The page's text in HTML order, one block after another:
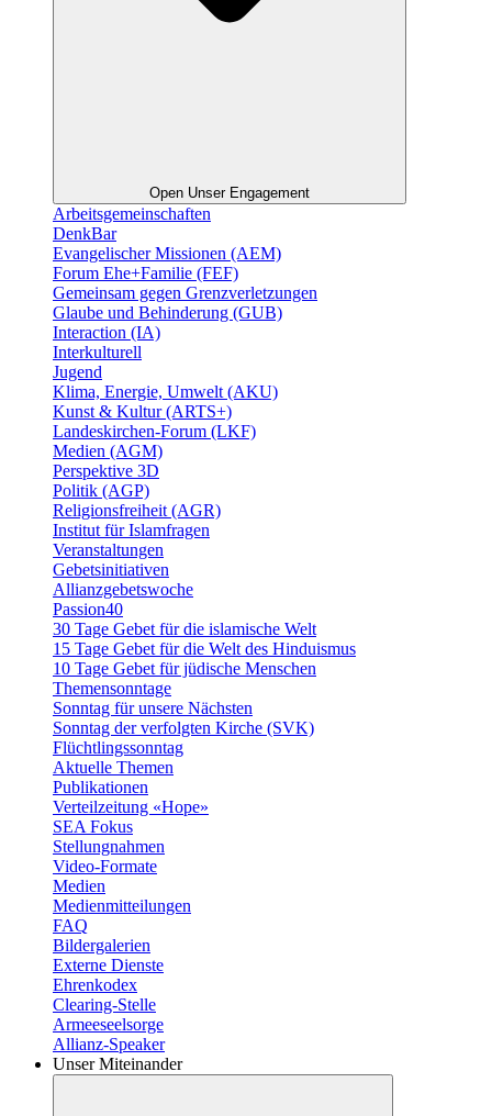
Open Unser Engagement
Arbeitsgemeinschaften
DenkBar
Evangelischer Missionen (AEM)
Forum Ehe+Familie (FEF)
Gemeinsam gegen Grenzverletzungen
Glaube und Behinderung (GUB)
Interaction (IA)
Interkulturell
Jugend
Klima, Energie, Umwelt (AKU)
Kunst & Kultur (ARTS+)
Landeskirchen-Forum (LKF)
Medien (AGM)
Perspektive 3D
Politik (AGP)
Religionsfreiheit (AGR)
Institut für Islamfragen
Veranstaltungen
Gebetsinitiativen
Allianzgebetswoche
Passion40
30 Tage Gebet für die islamische Welt
15 Tage Gebet für die Welt des Hinduismus
10 Tage Gebet für jüdische Menschen
Themensonntage
Sonntag für unsere Nächsten
Sonntag der verfolgten Kirche (SVK)
Flüchtlingssonntag
Aktuelle Themen
Publikationen
Verteilzeitung «Hope»
SEA Fokus
Stellungnahmen
Video-Formate
Medien
Medienmitteilungen
FAQ
Bildergalerien
Externe Dienste
Ehrenkodex
Clearing-Stelle
Armeeseelsorge
Allianz-Speaker
Unser Miteinander